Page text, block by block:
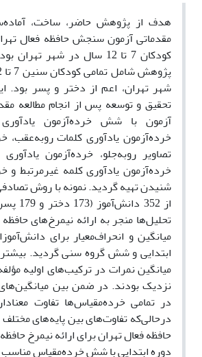
هدف از پژوهش حاضر، ساخت،
کودکان 7 تا 12 سال در شهر
شهر تهران، اعم از دختر و پسر بود.
تحقیق و توسعه پس از انجام مطالعه
آزمون با شش خرده‌آزمون یادآوری
خرده‌آزمون یادآوری کلمات روبه‌عقب،
تصاویر روبه‌جلو، خرده‌آزمون
خرده‌آزمون یادآوری کلمه‌ غیرمرتبط و
شنیدن تهیه گردید. نمونه با روش
از 352
تحلیل‌ها منجر به ارائه نیمرخ‌های حافظه
میانگین و انحراف‌معیار برای
ابتدایی و شش گروه سنی گردید.
نزدیک بودند. در ضمن بین
در تمامی خرده‌مقیاس‌ها تفاوت
درحالی‌که تفاوت‌های بین پایه‌های مختلف
حافظه فعال تهران برای ارائه نیمرخ
دوره ابتدایی با شش خرده‌مقیاس